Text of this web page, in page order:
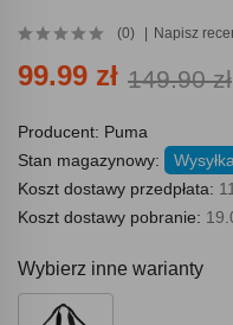
(0) Napisz
99.99 zł 149.90 zł
Producent: Puma
Stan magazynowy:
Koszt dostawy przedpłata:
Koszt dostawy pobranie:
Wybierz inne warianty